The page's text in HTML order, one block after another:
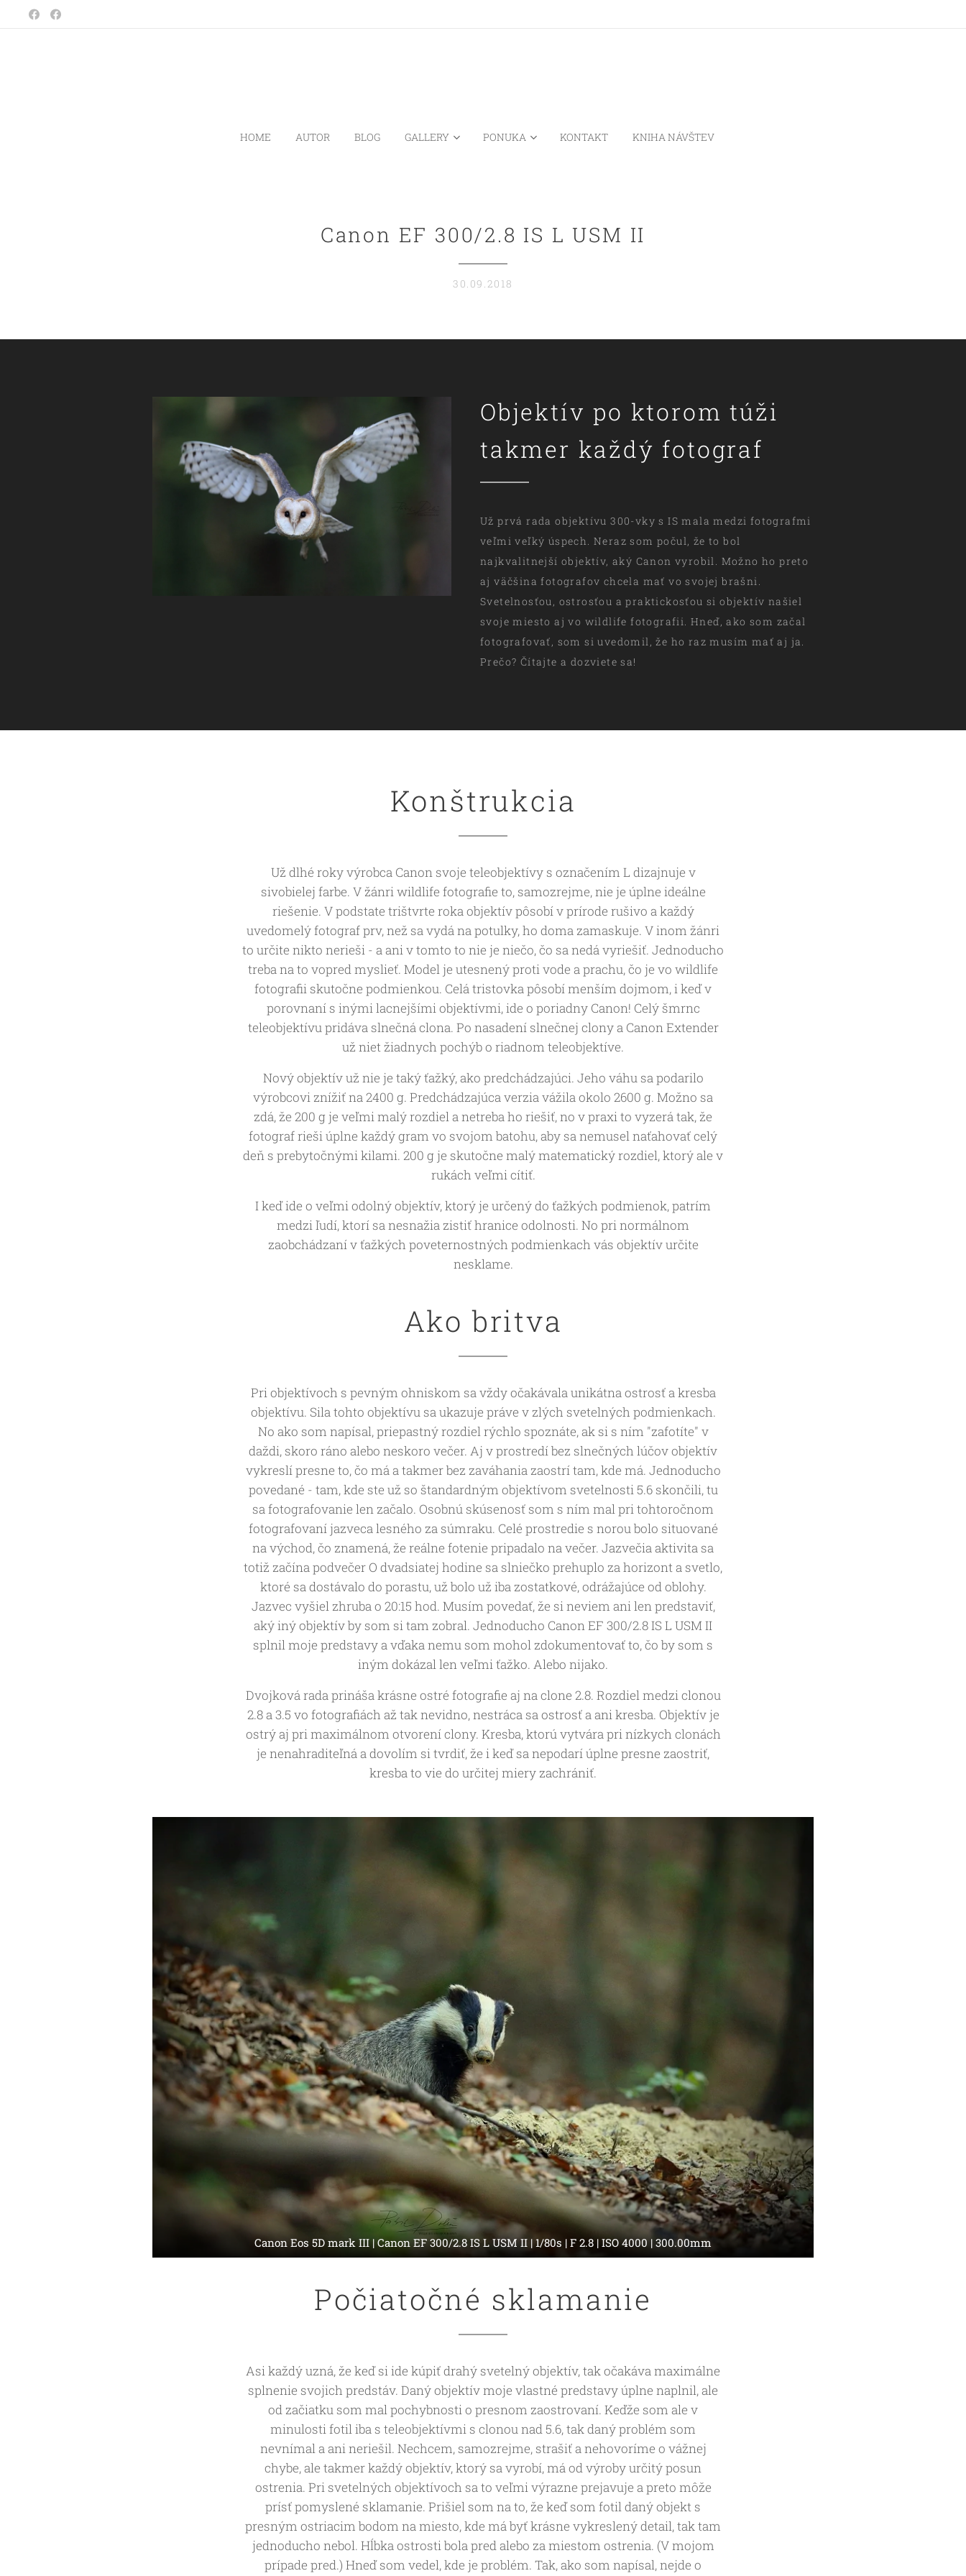
HOME AUTOR BLOG GALLERY PONUKA KONTAKT KNIHA NÁVŠTEV
Canon EF 300/2.8 IS L USM II
30.09.2018
Objektív po ktorom túži
takmer každý fotograf
Už prvá rada objektívu 300-vky s IS mala medzi fotografmi
veľmi veľký úspech. Neraz som počul, že to bol
najkvalitnejší objektív, aký Canon vyrobil. Možno ho preto
aj väčšina fotografov chcela mať vo svojej brašni.
Svetelnosťou, ostrosťou a praktickosťou si objektív našiel
svoje miesto aj vo wildlife fotografii. Hneď, ako som začal
fotografovať, som si uvedomil, že ho raz musím mať aj ja.
Prečo? Čítajte a dozviete sa!
Konštrukcia
Už dlhé roky výrobca Canon svoje teleobjektívy s označením L dizajnuje v
sivobielej farbe. V žánri wildlife fotografie to, samozrejme, nie je úplne ideálne
riešenie. V podstate trištvrte roka objektív pôsobí v prírode rušivo a každý
uvedomelý fotograf prv, než sa vydá na potulky, ho doma zamaskuje. V inom žánri
to určite nikto nerieši - a ani v tomto to nie je niečo, čo sa nedá vyriešiť. Jednoducho
treba na to vopred myslieť. Model je utesnený proti vode a prachu, čo je vo wildlife
fotografii skutočne podmienkou. Celá tristovka pôsobí menším dojmom, i keď v
porovnaní s inými lacnejšími objektívmi, ide o poriadny Canon! Celý šmrnc
teleobjektívu pridáva slnečná clona. Po nasadení slnečnej clony a Canon Extender
už niet žiadnych pochýb o riadnom teleobjektíve.
Nový objektív už nie je taký ťažký, ako predchádzajúci. Jeho váhu sa podarilo
výrobcovi znížiť na 2400 g. Predchádzajúca verzia vážila okolo 2600 g. Možno sa
zdá, že 200 g je veľmi malý rozdiel a netreba ho riešiť, no v praxi to vyzerá tak, že
fotograf rieši úplne každý gram vo svojom batohu, aby sa nemusel naťahovať celý
deň s prebytočnými kilami. 200 g je skutočne malý matematický rozdiel, ktorý ale v
rukách veľmi cítiť.
I keď ide o veľmi odolný objektív, ktorý je určený do ťažkých podmienok, patrím
medzi ľudí, ktorí sa nesnažia zistiť hranice odolnosti. No pri normálnom
zaobchádzaní v ťažkých poveternostných podmienkach vás objektív určite
nesklame.
Ako britva
Pri objektívoch s pevným ohniskom sa vždy očakávala unikátna ostrosť a kresba
objektívu. Sila tohto objektívu sa ukazuje práve v zlých svetelných podmienkach.
No ako som napísal, priepastný rozdiel rýchlo spoznáte, ak si s ním "zafotíte" v
daždi, skoro ráno alebo neskoro večer. Aj v prostredí bez slnečných lúčov objektív
vykreslí presne to, čo má a takmer bez zaváhania zaostrí tam, kde má. Jednoducho
povedané - tam, kde ste už so štandardným objektívom svetelnosti 5.6 skončili, tu
sa fotografovanie len začalo. Osobnú skúsenosť som s ním mal pri tohtoročnom
fotografovaní jazveca lesného za súmraku. Celé prostredie s norou bolo situované
na východ, čo znamená, že reálne fotenie pripadalo na večer. Jazvečia aktivita sa
totiž začína podvečer O dvadsiatej hodine sa slniečko prehuplo za horizont a svetlo,
ktoré sa dostávalo do porastu, už bolo už iba zostatkové, odrážajúce od oblohy.
Jazvec vyšiel zhruba o 20:15 hod. Musím povedať, že si neviem ani len predstaviť,
aký iný objektív by som si tam zobral. Jednoducho Canon EF 300/2.8 IS L USM II
splnil moje predstavy a vďaka nemu som mohol zdokumentovať to, čo by som s
iným dokázal len veľmi ťažko. Alebo nijako.
Dvojková rada prináša krásne ostré fotografie aj na clone 2.8. Rozdiel medzi clonou
2.8 a 3.5 vo fotografiách až tak nevidno, nestráca sa ostrosť a ani kresba. Objektív je
ostrý aj pri maximálnom otvorení clony. Kresba, ktorú vytvára pri nízkych clonách
je nenahraditeľná a dovolím si tvrdiť, že i keď sa nepodarí úplne presne zaostriť,
kresba to vie do určitej miery zachrániť.
Canon Eos 5D mark III | Canon EF 300/2.8 IS L USM II | 1/80s | F 2.8 | ISO 4000 | 300.00mm
Počiatočné sklamanie
Asi každý uzná, že keď si ide kúpiť drahý svetelný objektív, tak očakáva maximálne
splnenie svojich predstáv. Daný objektív moje vlastné predstavy úplne naplnil, ale
od začiatku som mal pochybnosti o presnom zaostrovaní. Keďže som ale v
minulosti fotil iba s teleobjektívmi s clonou nad 5.6, tak daný problém som
nevnímal a ani neriešil. Nechcem, samozrejme, strašiť a nehovoríme o vážnej
chybe, ale takmer každý objektív, ktorý sa vyrobí, má od výroby určitý posun
ostrenia. Pri svetelných objektívoch sa to veľmi výrazne prejavuje a preto môže
prísť pomyslené sklamanie. Prišiel som na to, že keď som fotil daný objekt s
presným ostriacim bodom na miesto, kde má byť krásne vykreslený detail, tak tam
jednoducho nebol. Hĺbka ostrosti bola pred alebo za miestom ostrenia. (V mojom
prípade pred.) Hneď som vedel, kde je problém. Tak, ako som napísal, nejde o